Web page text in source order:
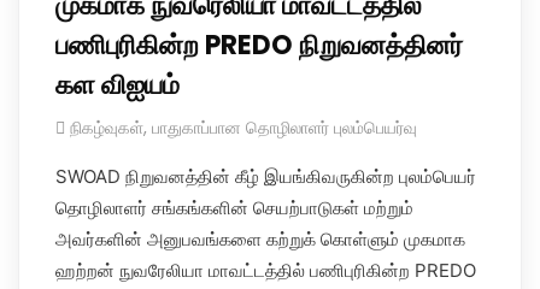
பணிபுரிகின்ற PREDO நிறுவனத்தினர்
கள விஐயம்
நிகழ்வுகள், பாதுகாப்பான தொழிலாளர் புலம்பெயர்வு
SWOAD நிறுவனத்தின் கீழ் இயங்கிவருகின்ற புலம்பெயர்
தொழிலாளர் சங்கங்களின் செயற்பாடுகள் மற்றும்
அவர்களின் அனுபவங்களை கற்றுக் கொள்ளும் முகமாக
ஹற்றன் நுவரேலியா மாவட்டத்தில் பணிபுரிகின்ற PREDO